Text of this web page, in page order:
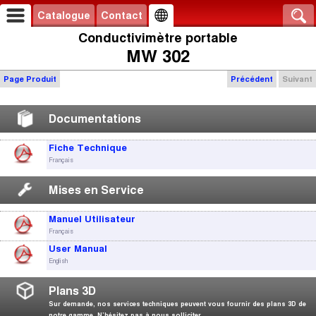
Catalogue Contact
Conductivimètre portable
MW 302
Précédent Suivant
Page Produit
Documentations
Fiche Technique
Français
Mises en Service
Manuel Utilisateur
Français
User Manual
English
Plans 3D
Sur demande, nos services techniques peuvent vous fournir des plans 3D de